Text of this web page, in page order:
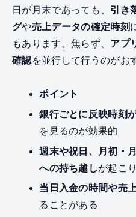
日が月末であっても、 引き
グや売上データの確定時刻
もあります。焦らず、 アプ
確認を並行して行うのがお
ポイント
銀行ごとに反映時刻
を見るのが効果的
週末や祝日、月初・
への持ち越しが起こ
当日入金の時間や売
ることがある